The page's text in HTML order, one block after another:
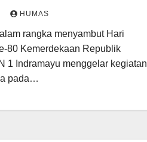
HUMAS
rangka menyambut Hari
80 Kemerdekaan Republik
1 Indramayu menggelar kegiatan
pada…